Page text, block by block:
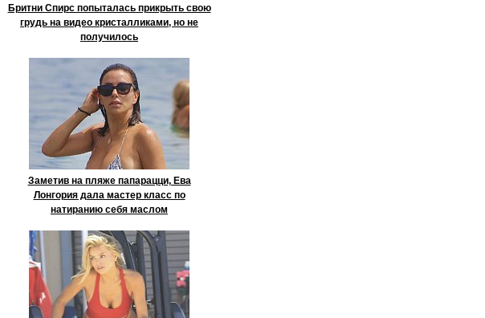
Бритни Спирс попыталась прикрыть свою
грудь на видео кристалликами, но не
получилось
Заметив на пляже папарацци, Ева
Лонгория дала мастер класс по
натиранию себя маслом